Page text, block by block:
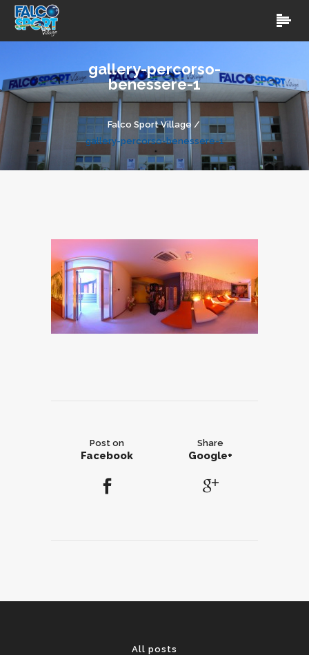
gallery-percorso-
benessere-1
Falco Sport Village /
gallery-percorso-benessere-1
Post on
Facebook
Share
Google+
All posts